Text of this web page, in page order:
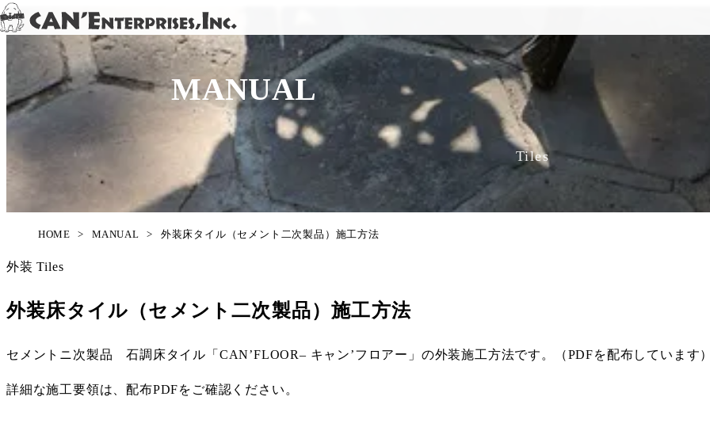
Skip to content
MANUAL
Tiles
HOME > MANUAL > 外装床タイル（セメント二次製品）施工方法
外装 Tiles
外装床タイル（セメント二次製品）施工方法
セメントニ次製品 石調床タイル「CAN’FLOOR– キャン’フロアー」の外装施工方法です。（PDFを配布しています
詳細な施工要領は、配布PDFをご確認ください。